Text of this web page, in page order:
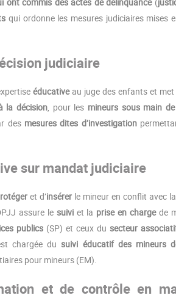
qui ordonne les mesures judiciaires
judiciaire
éducativeau juge des enfants et
la décision, pour les mineurs sous main
des mesures dites d’investigation
sur mandat judiciaire
et d’insérer le mineur en conflit avec
assure le suiviet la prise en chargede
publics(SP) et ceux du secteur
chargée du suivi éducatif des mineurs
pour mineurs (EM).
et de contrôle en